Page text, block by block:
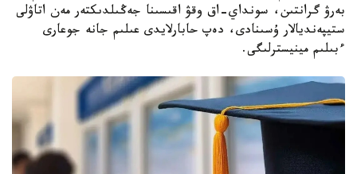
بەرۋ گرانتىن، سونداي-اق وقۋ اقىسىنا جەڭىلدىكتەر مەن اتاۋلى
ستيپەنديالار ۇسىنادى، دەپ حابارلايدى عىلىم جانە جوعارى
ءبىلىم مينيسترلىگى.